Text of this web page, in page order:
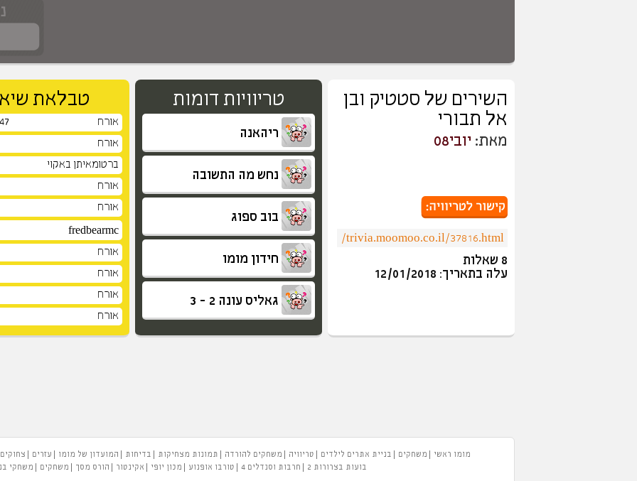
השירים של סטטיק ובן
אל תבורי
מאת: יובי08
8 שאלות
עלה בתאריך: 12/01/2018
טריוויות דומות
ריהאנה
נחש מה התשובה
בוב ספוג
חידון מומו
גאליס עונה 2 - 3
טבלאת
אורח
אורח
ברטומאיתן באקוי
אורח
אורח
fredbearmc
אורח
אורח
אורח
אורח
מומו ראשי משחקים בניית אתרים לילדים טריוויה משחקים להורדה תמונות מצחיקות בדיחות המועדון של מומו עזרים
צחוקים
בועות בצרורות 2
חרבות וסנדלים 4 טורבו אופנוע מכון יופי אקינטור הורס מסך משחקים משחקי